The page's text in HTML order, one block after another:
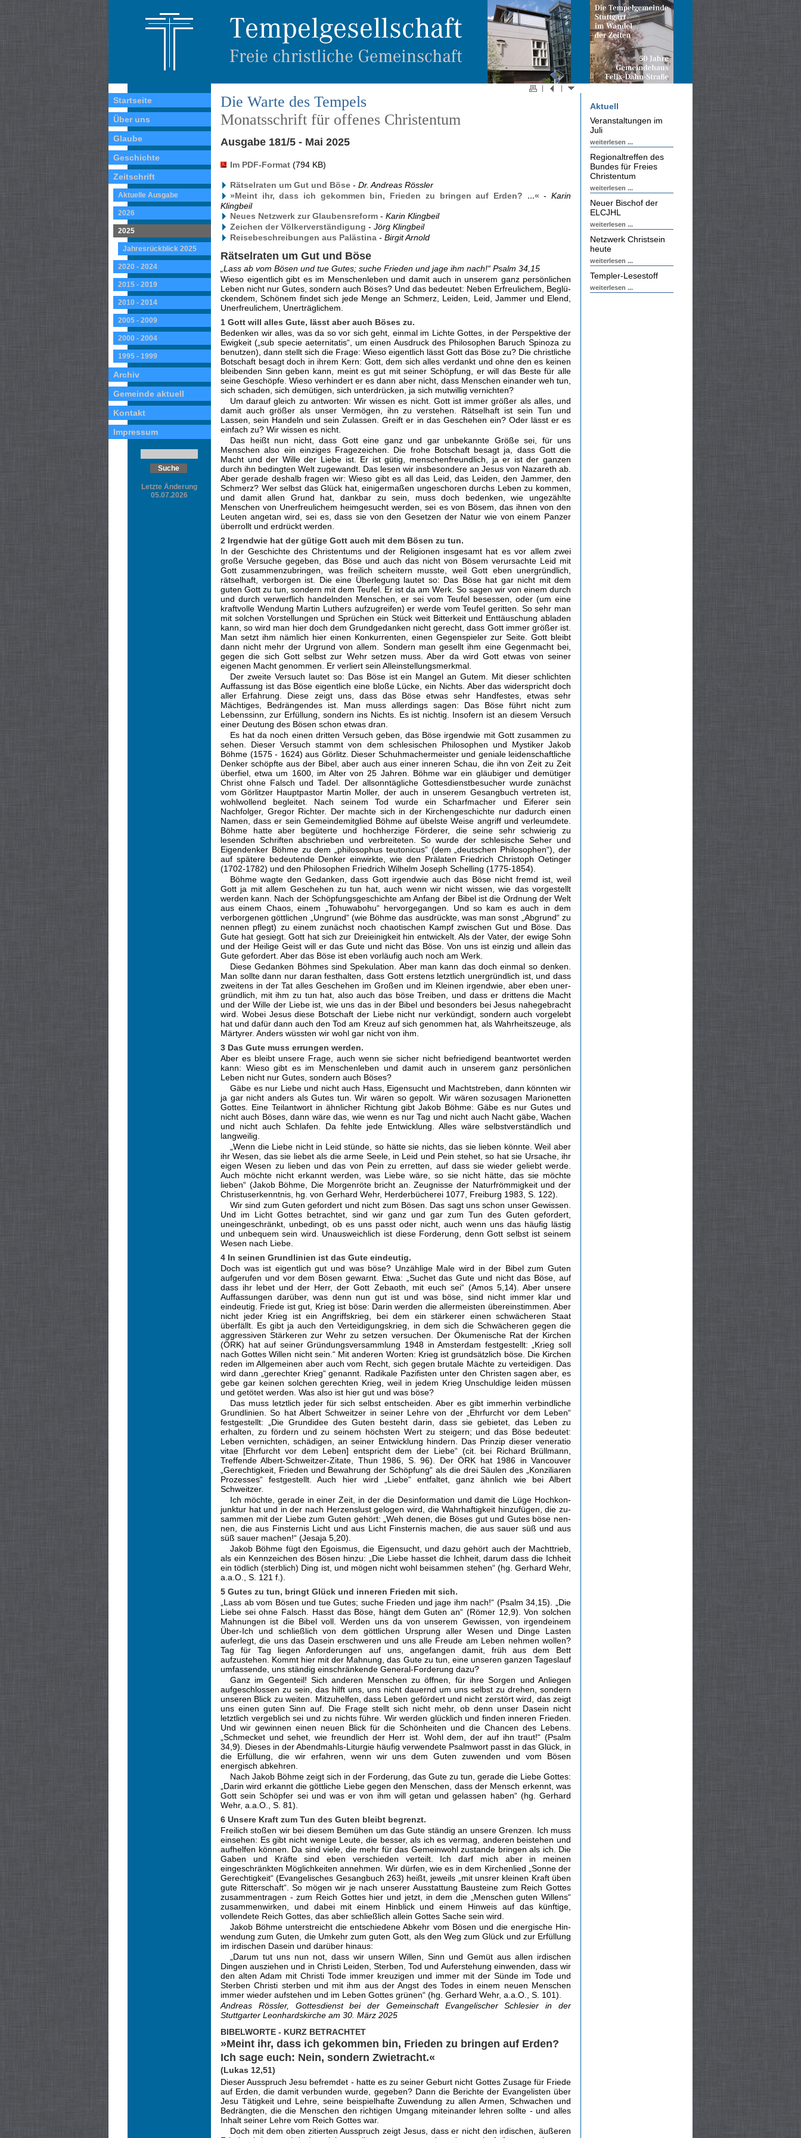
Startseite
Über uns
Glaube
Geschichte
Zeitschrift
Aktuelle Ausgabe
2026
2025
Jahresrückblick 2025
2020 - 2024
2015 - 2019
2010 - 2014
2005 - 2009
2000 - 2004
1995 - 1999
Archiv
Gemeinde aktuell
Kontakt
Impressum
Letzte Änderung
05.07.2026
Die Warte des Tempels
Monatsschrift für offenes Christentum
Ausgabe 181/5 - Mai 2025
Im PDF-Format (794 KB)
Rätselraten um Gut und Böse - Dr. Andreas Rössler
»Meint ihr, dass ich gekommen bin, Frieden zu bringen auf Erden? ...« -Karin
Klingbeil
Neues Netzwerk zur Glaubensreform - Karin Klingbeil
Zeichen der Völkerverständigung - Jörg Klingbeil
Reisebeschreibungen aus Palästina - Birgit Arnold
Rätselraten um Gut und Böse
„Lass ab vom Bösen und tue Gutes; suche Frieden und jage ihm nach!“ Psalm 34,15
Wieso eigentlich gibt es im Menschenleben und damit auch in unserem ganz persönlichen
Le­ben nicht nur Gutes, sondern auch Böses? Und das bedeutet: Neben Erfreulichem, Beglü­
ckendem, Schönem findet sich jede Menge an Schmerz, Leiden, Leid, Jammer und Elend,
Un­erfreulichem, Unerträglichem.
1 Gott will alles Gute, lässt aber auch Böses zu.
Bedenken wir alles, was da so vor sich geht, einmal im Lichte Gottes, in der Perspektive der
Ewigkeit („sub specie aeternitatis“, um einen Ausdruck des Philosophen Baruch Spinoza zu
benutzen), dann stellt sich die Frage: Wieso eigentlich lässt Gott das Böse zu? Die christliche
Botschaft besagt doch in ihrem Kern: Gott, dem sich alles verdankt und ohne den es keinen
bleibenden Sinn geben kann, meint es gut mit seiner Schöpfung, er will das Beste für alle
sei­ne Geschöpfe. Wieso verhindert er es dann aber nicht, dass Menschen einander weh tun,
sich schaden, sich demütigen, sich unterdrücken, ja sich mutwillig vernichten?
Um darauf gleich zu antworten: Wir wissen es nicht. Gott ist immer größer als alles, und
da­mit auch größer als unser Vermögen, ihn zu verstehen. Rätselhaft ist sein Tun und
Lassen, sein Handeln und sein Zulassen. Greift er in das Geschehen ein? Oder lässt er es
einfach zu? Wir wissen es nicht.
Das heißt nun nicht, dass Gott eine ganz und gar unbekannte Größe sei, für uns
Menschen also ein einziges Fragezeichen. Die frohe Botschaft besagt ja, dass Gott die
Macht und der Wille der Liebe ist. Er ist gütig, menschenfreundlich, ja er ist der ganzen
durch ihn bedingten Welt zugewandt. Das lesen wir insbesondere an Jesus von Nazareth ab.
Aber gerade deshalb fragen wir: Wieso gibt es all das Leid, das Leiden, den Jammer, den
Schmerz? Wer selbst das Glück hat, einigermaßen ungeschoren durchs Leben zu kommen,
und damit allen Grund hat, dankbar zu sein, muss doch bedenken, wie ungezählte
Menschen von Unerfreulichem heim­gesucht werden, sei es von Bösem, das ihnen von den
Leuten angetan wird, sei es, dass sie von den Gesetzen der Natur wie von einem Panzer
überrollt und erdrückt werden.
2 Irgendwie hat der gütige Gott auch mit dem Bösen zu tun.
In der Geschichte des Christentums und der Religionen insgesamt hat es vor allem zwei
große Versuche gegeben, das Böse und auch das nicht von Bösem verursachte Leid mit
Gott zu­sammenzubringen, was freilich scheitern musste, weil Gott eben unergründlich,
rätselhaft, ver­borgen ist. Die eine Überlegung lautet so: Das Böse hat gar nicht mit dem
guten Gott zu tun, sondern mit dem Teufel. Er ist da am Werk. So sagen wir von einem durch
und durch verwerf­lich handelnden Menschen, er sei vom Teufel besessen, oder (um eine
kraftvolle Wendung Martin Luthers aufzugreifen) er werde vom Teufel geritten. So sehr man
mit solchen Vorstellun­gen und Sprüchen ein Stück weit Bitterkeit und Enttäuschung abladen
kann, so wird man hier doch dem Grundgedanken nicht gerecht, dass Gott immer größer ist.
Man setzt ihm nämlich hier einen Konkurrenten, einen Gegenspieler zur Seite. Gott bleibt
dann nicht mehr der Ur­grund von allem. Sondern man gesellt ihm eine Gegenmacht bei,
gegen die sich Gott selbst zur Wehr setzen muss. Aber da wird Gott etwas von seiner
eigenen Macht genommen. Er ver­liert sein Alleinstellungsmerkmal.
Der zweite Versuch lautet so: Das Böse ist ein Mangel an Gutem. Mit dieser schlichten
Auf­fassung ist das Böse eigentlich eine bloße Lücke, ein Nichts. Aber das widerspricht doch
aller Erfahrung. Diese zeigt uns, dass das Böse etwas sehr Handfestes, etwas sehr
Mächtiges, Be­drängendes ist. Man muss allerdings sagen: Das Böse führt nicht zum
Lebenssinn, zur Erfül­lung, sondern ins Nichts. Es ist nichtig. Insofern ist an diesem Versuch
einer Deutung des Bö­sen schon etwas dran.
Es hat da noch einen dritten Versuch geben, das Böse irgendwie mit Gott zusammen zu
se­hen. Dieser Versuch stammt von dem schlesischen Philosophen und Mystiker Jakob
Böhme (1575 - 1624) aus Görlitz. Dieser Schuhmachermeister und geniale leidenschaftliche
Denker schöpfte aus der Bibel, aber auch aus einer inneren Schau, die ihn von Zeit zu Zeit
überfiel, etwa um 1600, im Alter von 25 Jahren. Böhme war ein gläubiger und demütiger
Christ ohne Falsch und Tadel. Der allsonntägliche Gottesdienstbesucher wurde zunächst
vom Görlitzer Hauptpastor Martin Moller, der auch in unserem Gesangbuch vertreten ist,
wohlwollend beglei­tet. Nach seinem Tod wurde ein Scharfmacher und Eiferer sein
Nachfolger, Gregor Richter. Der machte sich in der Kirchengeschichte nur dadurch einen
Namen, dass er sein Gemeinde­mitglied Böhme auf übelste Weise angriff und verleumdete.
Böhme hatte aber begüterte und hochherzige Förderer, die seine sehr schwierig zu
lesenden Schriften abschrieben und verbreiteten. So wurde der schlesische Seher und
Eigendenker Böhme zu dem „philosophus teutonicus“ (dem „deutschen Philosophen“), der
auf spätere bedeutende Denker einwirkte, wie den Prälaten Friedrich Christoph Oetinger
(1702-1782) und den Philosophen Friedrich Wilhelm Joseph Schelling (1775-1854).
Böhme wagte den Gedanken, dass Gott irgendwie auch das Böse nicht fremd ist, weil
Gott ja mit allem Geschehen zu tun hat, auch wenn wir nicht wissen, wie das vorgestellt
werden kann. Nach der Schöpfungsgeschichte am Anfang der Bibel ist die Ordnung der Welt
aus ei­nem Chaos, einem „Tohuwabohu“ hervorgegangen. Und so kam es auch in dem
verborgenen göttlichen „Ungrund“ (wie Böhme das ausdrückte, was man sonst „Abgrund“ zu
nennen pflegt) zu einem zunächst noch chaotischen Kampf zwischen Gut und Böse. Das
Gute hat gesiegt. Gott hat sich zur Dreieinigkeit hin entwickelt. Als der Vater, der ewige Sohn
und der Heilige Geist will er das Gute und nicht das Böse. Von uns ist einzig und allein das
Gute gefordert. Aber das Böse ist eben vorläufig auch noch am Werk.
Diese Gedanken Böhmes sind Spekulation. Aber man kann das doch einmal so denken.
Man sollte dann nur daran festhalten, dass Gott erstens letztlich unergründlich ist, und dass
zweitens in der Tat alles Geschehen im Großen und im Kleinen irgendwie, aber eben uner­
gründlich, mit ihm zu tun hat, also auch das böse Treiben, und dass er drittens die Macht
und der Wille der Liebe ist, wie uns das in der Bibel und besonders bei Jesus nahegebracht
wird. Wobei Jesus diese Botschaft der Liebe nicht nur verkündigt, sondern auch vorgelebt
hat und dafür dann auch den Tod am Kreuz auf sich genommen hat, als Wahrheitszeuge, als
Märtyrer. Anders wüssten wir wohl gar nicht von ihm.
3 Das Gute muss errungen werden.
Aber es bleibt unsere Frage, auch wenn sie sicher nicht befriedigend beantwortet werden
kann: Wieso gibt es im Menschenleben und damit auch in unserem ganz persönlichen
Leben nicht nur Gutes, sondern auch Böses?
Gäbe es nur Liebe und nicht auch Hass, Eigensucht und Machtstreben, dann könnten wir
ja gar nicht anders als Gutes tun. Wir wären so gepolt. Wir wären sozusagen Marionetten
Gottes. Eine Teilantwort in ähnlicher Richtung gibt Jakob Böhme: Gäbe es nur Gutes und
nicht auch Böses, dann wäre das, wie wenn es nur Tag und nicht auch Nacht gäbe, Wachen
und nicht auch Schlafen. Da fehlte jede Entwicklung. Alles wäre selbstverständlich und
langweilig.
„Wenn die Liebe nicht in Leid stünde, so hätte sie nichts, das sie lieben könnte. Weil aber
ihr Wesen, das sie liebet als die arme Seele, in Leid und Pein stehet, so hat sie Ursache, ihr
eigen Wesen zu lieben und das von Pein zu erretten, auf dass sie wieder geliebt werde.
Auch möchte nicht erkannt werden, was Liebe wäre, so sie nicht hätte, das sie möchte
lieben“ (Jakob Böhme, Die Morgenröte bricht an. Zeugnisse der Naturfrömmigkeit und der
Christus­erkenntnis, hg. von Gerhard Wehr, Herderbücherei 1077, Freiburg 1983, S. 122).
Wir sind zum Guten gefordert und nicht zum Bösen. Das sagt uns schon unser Gewissen.
Und im Licht Gottes betrachtet, sind wir ganz und gar zum Tun des Guten gefordert,
uneinge­schränkt, unbedingt, ob es uns passt oder nicht, auch wenn uns das häufig lästig
und unbe­quem sein wird. Unausweichlich ist diese Forderung, denn Gott selbst ist seinem
Wesen nach Liebe.
4 In seinen Grundlinien ist das Gute eindeutig.
Doch was ist eigentlich gut und was böse? Unzählige Male wird in der Bibel zum Guten
aufgerufen und vor dem Bösen gewarnt. Etwa: „Suchet das Gute und nicht das Böse, auf
dass ihr lebet und der Herr, der Gott Zebaoth, mit euch sei“ (Amos 5,14). Aber unsere
Auffassungen darüber, was denn nun gut ist und was böse, sind nicht immer klar und
eindeutig. Friede ist gut, Krieg ist böse: Darin werden die allermeisten übereinstimmen. Aber
nicht jeder Krieg ist ein Angriffskrieg, bei dem ein stärkerer einen schwächeren Staat
überfällt. Es gibt ja auch den Verteidigungskrieg, in dem sich die Schwächeren gegen die
aggressiven Stärkeren zur Wehr zu setzen versuchen. Der Ökumenische Rat der Kirchen
(ÖRK) hat auf seiner Gründungsver­sammlung 1948 in Amsterdam festgestellt: „Krieg soll
nach Gottes Willen nicht sein.“ Mit ande­ren Worten: Krieg ist grundsätzlich böse. Die Kirchen
reden im Allgemeinen aber auch vom Recht, sich gegen brutale Mächte zu verteidigen. Das
wird dann „gerechter Krieg“ genannt. Radikale Pazifisten unter den Christen sagen aber, es
gebe gar keinen solchen gerechten Krieg, weil in jedem Krieg Unschuldige leiden müssen
und getötet werden. Was also ist hier gut und was böse?
Das muss letztlich jeder für sich selbst entscheiden. Aber es gibt immerhin verbindliche
Grundlinien. So hat Albert Schweitzer in seiner Lehre von der „Ehrfurcht vor dem Leben“
fest­gestellt: „Die Grundidee des Guten besteht darin, dass sie gebietet, das Leben zu
erhalten, zu fördern und zu seinem höchsten Wert zu steigern; und das Böse bedeutet:
Leben vernichten, schädigen, an seiner Entwicklung hindern. Das Prinzip dieser veneratio
vitae [Ehrfurcht vor dem Leben] entspricht dem der Liebe“ (cit. bei Richard Brüllmann,
Treffende Albert-Schweit­zer-Zitate, Thun 1986, S. 96). Der ÖRK hat 1986 in Vancouver
„Gerechtigkeit, Frieden und Bewahrung der Schöpfung“ als die drei Säulen des „Konziliaren
Prozesses“ festgestellt. Auch hier wird „Liebe“ entfaltet, ganz ähnlich wie bei Albert
Schweitzer.
Ich möchte, gerade in einer Zeit, in der die Desinformation und damit die Lüge Hochkon­
junktur hat und in der nach Herzenslust gelogen wird, die Wahrhaftigkeit hinzufügen, die zu­
sam­men mit der Liebe zum Guten gehört: „Weh denen, die Böses gut und Gutes böse nen­
nen, die aus Finsternis Licht und aus Licht Finsternis machen, die aus sauer süß und aus
süß sauer machen!“ (Jesaja 5,20).
Jakob Böhme fügt den Egoismus, die Eigensucht, und dazu gehört auch der Machttrieb,
als ein Kennzeichen des Bösen hinzu: „Die Liebe hasset die Ichheit, darum dass die Ichheit
ein tödlich (sterblich) Ding ist, und mögen nicht wohl beisammen stehen“ (hg. Gerhard Wehr,
a.a.O., S. 121 f.).
5 Gutes zu tun, bringt Glück und inneren Frieden mit sich.
„Lass ab vom Bösen und tue Gutes; suche Frieden und jage ihm nach!“ (Psalm 34,15). „Die
Liebe sei ohne Falsch. Hasst das Böse, hängt dem Guten an“ (Römer 12,9). Von solchen
Mahnungen ist die Bibel voll. Werden uns da von unserem Gewissen, von irgendeinem
Über-Ich und schließlich von dem göttlichen Ursprung aller Wesen und Dinge Lasten
auferlegt, die uns das Dasein erschweren und uns alle Freude am Leben nehmen wollen?
Tag für Tag liegen Anforderungen auf uns, angefangen damit, früh aus dem Bett
aufzustehen. Kommt hier mit der Mahnung, das Gute zu tun, eine unseren ganzen Tageslauf
umfassende, uns ständig ein­schränkende General-Forderung dazu?
Ganz im Gegenteil! Sich anderen Menschen zu öffnen, für ihre Sorgen und Anliegen
aufge­schlossen zu sein, das hilft uns, uns nicht dauernd um uns selbst zu drehen, sondern
unseren Blick zu weiten. Mitzuhelfen, dass Leben gefördert und nicht zerstört wird, das zeigt
uns einen guten Sinn auf. Die Frage stellt sich nicht mehr, ob denn unser Dasein nicht
letztlich vergeblich sei und zu nichts führe. Wir werden glücklich und finden inneren Frieden.
Und wir gewinnen einen neuen Blick für die Schönheiten und die Chancen des Lebens.
„Schmecket und sehet, wie freundlich der Herr ist. Wohl dem, der auf ihn traut!“ (Psalm
34,9). Dieses in der Abend­mahls-Liturgie häufig verwendete Psalmwort passt in das Glück, in
die Erfüllung, die wir erfah­ren, wenn wir uns dem Guten zuwenden und vom Bösen
energisch abkehren.
Nach Jakob Böhme zeigt sich in der Forderung, das Gute zu tun, gerade die Liebe Gottes:
„Darin wird erkannt die göttliche Liebe gegen den Menschen, dass der Mensch erkennt, was
Gott sein Schöpfer sei und was er von ihm will getan und gelassen haben“ (hg. Gerhard
Wehr, a.a.O., S. 81).
6 Unsere Kraft zum Tun des Guten bleibt begrenzt.
Freilich stoßen wir bei diesem Bemühen um das Gute ständig an unsere Grenzen. Ich muss
einsehen: Es gibt nicht wenige Leute, die besser, als ich es vermag, anderen beistehen und
aufhelfen können. Da sind viele, die mehr für das Gemeinwohl zustande bringen als ich. Die
Gaben und Kräfte sind eben verschieden verteilt. Ich darf mich aber in meinen
eingeschränk­ten Möglichkeiten annehmen. Wir dürfen, wie es in dem Kirchenlied „Sonne der
Gerechtigkeit“ (Evangelisches Gesangbuch 263) heißt, jeweils „mit unsrer kleinen Kraft üben
gute Ritter­schaft“. So mögen wir je nach unserer Ausstattung Bausteine zum Reich Gottes
zusammen­tragen - zum Reich Gottes hier und jetzt, in dem die „Menschen guten Willens“
zusammenwir­ken, und dabei mit einem Hinblick und einem Hinweis auf das künftige,
vollendete Reich Got­tes, das aber schließlich allein Gottes Sache sein wird.
Jakob Böhme unterstreicht die entschiedene Abkehr vom Bösen und die energische Hin­
wendung zum Guten, die Umkehr zum guten Gott, als den Weg zum Glück und zur Erfüllung
im irdischen Dasein und darüber hinaus:
„Darum tut uns nun not, dass wir unsern Willen, Sinn und Gemüt aus allen irdischen
Dingen ausziehen und in Christi Leiden, Sterben, Tod und Auferstehung einwenden, dass wir
den alten Adam mit Christi Tode immer kreuzigen und immer mit der Sünde im Tode und
Sterben Christi sterben und mit ihm aus der Angst des Todes in einem neuen Menschen
immer wieder aufstehen und im Leben Gottes grünen“ (hg. Gerhard Wehr, a.a.O., S. 101).
Andreas Rössler, Gottesdienst bei der Gemeinschaft Evangelischer Schlesier in der
Stuttgarter Leonhardskirche am 30. März 2025
BIBELWORTE - KURZ BETRACHTET
»Meint ihr, dass ich gekommen bin, Frieden zu bringen auf Erden?
Ich sage euch: Nein, sondern Zwietracht.«
(Lukas 12,51)
Dieser Ausspruch Jesu befremdet - hatte es zu seiner Geburt nicht Gottes Zusage für Friede
auf Erden, die damit verbunden wurde, gegeben? Dann die Berichte der Evangelisten über
Jesu Tätigkeit und Lehre, seine beispielhafte Zuwendung zu allen Armen, Schwachen und
Be­drängten, die die Menschen den richtigen Umgang miteinander lehren sollte - und alles
Inhalt seiner Lehre vom Reich Gottes war.
Doch mit dem oben zitierten Ausspruch zeigt Jesus, dass er nicht den irdischen, äußeren
Aktuell
Veranstaltungen im
Juli
weiterlesen ...
Regionaltreffen des
Bundes für Freies
Christentum
weiterlesen ...
Neuer Bischof der
ELCJHL
weiterlesen ...
Netzwerk Christsein
heute
weiterlesen ...
Templer-Lesestoff
weiterlesen ...